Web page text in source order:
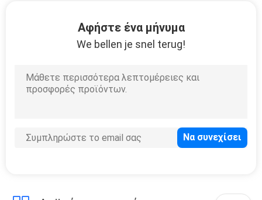
Αφήστε ένα μήνυμα
We bellen je snel terug!